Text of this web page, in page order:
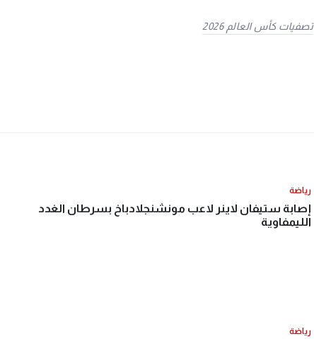
تصفيات كأس العالم 2026
رياضة
إصابة ستيفان لاينر لاعب مونشنجلادباخ بسرطان الغدد
الليمفاوية
رياضة